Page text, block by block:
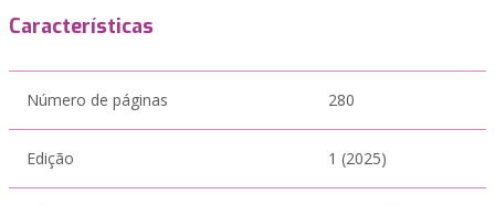
Características
Número de páginas 280
Edição 1 (2025)